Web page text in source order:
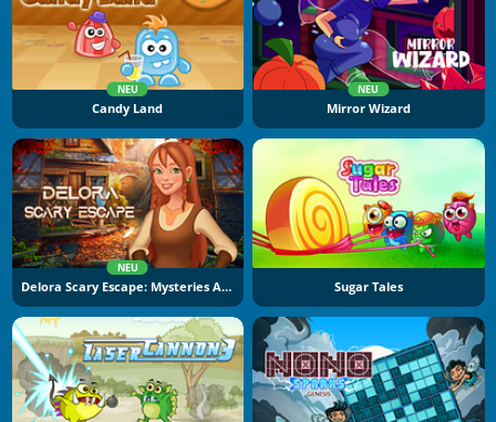
NEU
Candy Land
NEU
Mirror Wizard
NEU
Delora Scary Escape: Mysteries Adventure Sugar Tales